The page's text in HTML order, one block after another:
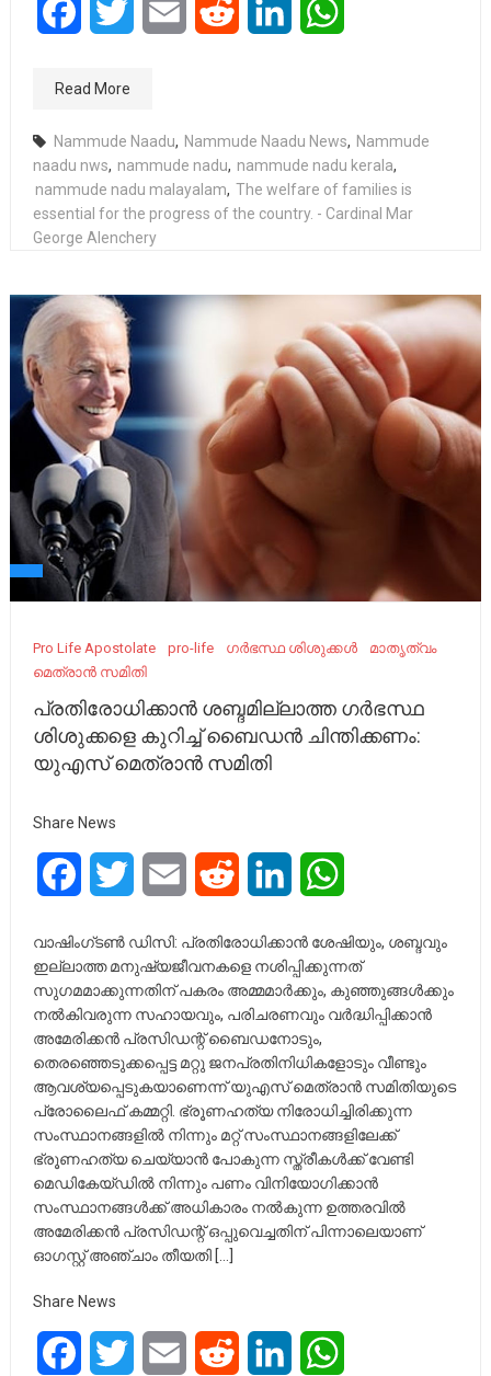
FacebookTwitter Email Reddit LinkedIn
Read More
Nammude Naadu, Nammude Naadu News, Nammude
naadu nws, nammude nadu, nammude nadu kerala,
nammude nadu malayalam, The welfare of families is
essential for the progress of the country. - Cardinal Mar
George Alenchery
Pro Life Apostolate pro-life ഗര്‍ഭസ്ഥ ശിശുക്കൾ
മാതൃത്വം
മെത്രാൻ സമിതി
പ്രതിരോധിക്കാൻ ശബ്ദമില്ലാത്ത ഗര്‍ഭസ്ഥ
ശിശുക്കളെ കുറിച്ച് ബൈഡന്‍ ചിന്തിക്കണം:
യുഎസ് മെത്രാൻ സമിതി
Share News
FacebookTwitter Email Reddit LinkedIn
വാഷിംഗ്ടണ്‍ ഡി‌സി: പ്രതിരോധിക്കാൻ ശേഷിയും, ശബ്ദവും
ഇല്ലാത്ത മനുഷ്യജീവനകളെ നശിപ്പിക്കുന്നത്
സുഗമമാക്കുന്നതിന് പകരം അമ്മമാർക്കും, കുഞ്ഞുങ്ങൾക്കും
നൽകിവരുന്ന സഹായവും, പരിചരണവും വർദ്ധിപ്പിക്കാൻ
അമേരിക്കൻ പ്രസിഡന്റ് ബൈഡനോടും,
തെരഞ്ഞെടുക്കപ്പെട്ട മറ്റു ജനപ്രതിനിധികളോടും വീണ്ടും
ആവശ്യപ്പെടുകയാണെന്ന് യുഎസ് മെത്രാൻ സമിതിയുടെ
പ്രോലൈഫ് കമ്മറ്റി. ഭ്രൂണഹത്യ നിരോധിച്ചിരിക്കുന്ന
സംസ്ഥാനങ്ങളിൽ നിന്നും മറ്റ് സംസ്ഥാനങ്ങളിലേക്ക്
ഭ്രൂണഹത്യ ചെയ്യാൻ പോകുന്ന സ്ത്രീകൾക്ക് വേണ്ടി
മെഡികേയ്ഡിൽ നിന്നും പണം വിനിയോഗിക്കാൻ
സംസ്ഥാനങ്ങൾക്ക് അധികാരം നൽകുന്ന ഉത്തരവിൽ
അമേരിക്കൻ പ്രസിഡന്റ് ഒപ്പുവെച്ചതിന് പിന്നാലെയാണ്
ഓഗസ്റ്റ് അഞ്ചാം തീയതി […]
Share News
FacebookTwitter Email Reddit LinkedIn